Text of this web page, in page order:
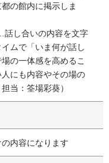
の館内に掲示しま
話し合いの内容を文字
ムで「いま何が話し
の一体感を高めるこ
にも内容やその場の
当：筌場彩葵）
内容になります